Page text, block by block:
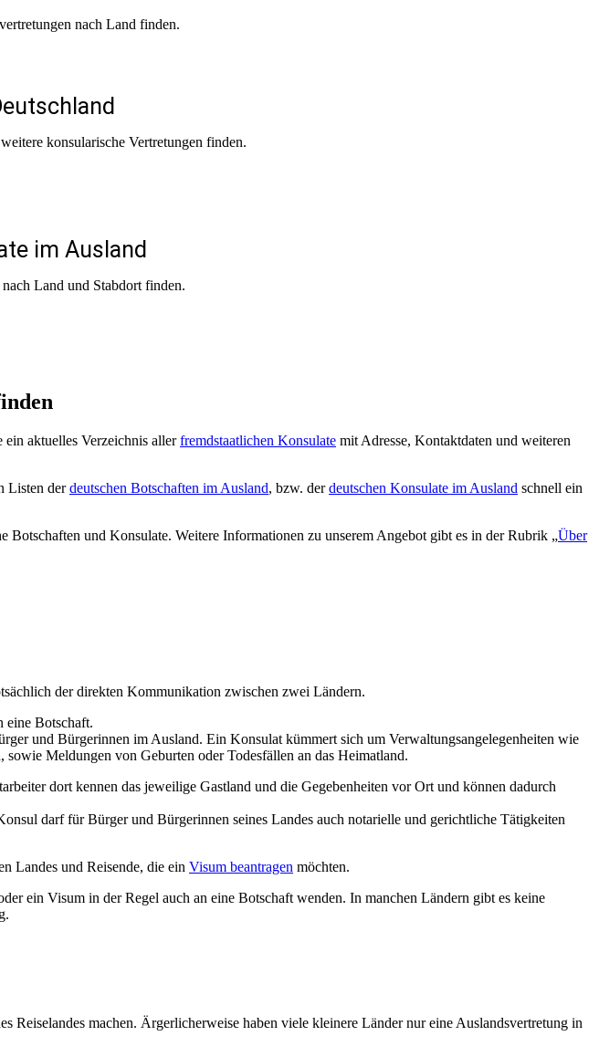
nach Land finden.
konsularische Vertretungen finden.
im Ausland
Land und Stabdort finden.
ein aktuelles Verzeichnis allerfremdstaatlichen Konsulate mit Adresse, Kontaktdaten und weiteren
Listen derdeutschen Botschaften im Ausland, bzw. derdeutschen Konsulate im Ausland schnell ein
und Konsulate. Weitere Informationen zu unserem Angebot gibt es in der Rubrik „Über
der direkten Kommunikation zwischen zwei Ländern.
eine Botschaft.
und Bürgerinnen im Ausland. Ein Konsulat kümmert sich um Verwaltungsangelegenheiten wie
Meldungen von Geburten oder Todesfällen an das Heimatland.
dort kennen das jeweilige Gastland und die Gegebenheiten vor Ort und können dadurch
darf für Bürger und Bürgerinnen seines Landes auch notarielle und gerichtliche Tätigkeiten
Landes und Reisende, die ein Visum beantragen möchten.
ein Visum in der Regel auch an eine Botschaft wenden. In manchen Ländern gibt es keine
Reiselandes machen. Ärgerlicherweise haben viele kleinere Länder nur eine Auslandsvertretung in